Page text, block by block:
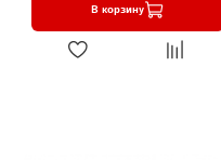
В корзину